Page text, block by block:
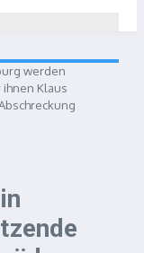
werden
Klaus